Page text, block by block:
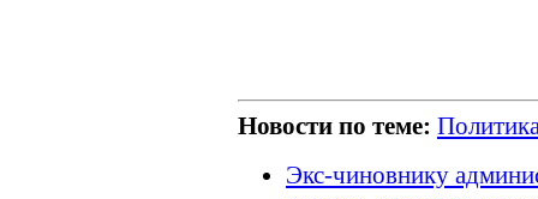
Новости по теме:
Экс-чиновнику